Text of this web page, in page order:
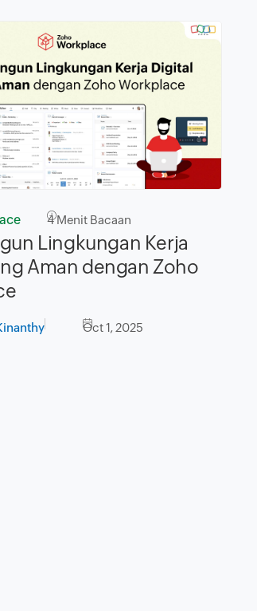
4Menit Bacaan
Lingkungan Kerja
Aman dengan Zoho
Oct 1, 2025